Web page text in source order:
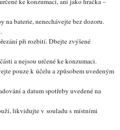
na baterie, nenechávejte bez dozoru.
při rozbití. Dbejte zvýšené
a nejsou určené ke konzumaci.
pouze k účelu a způsobem uvedeným
a datum spotřeby uvedené na
likvidujte v souladu s místními